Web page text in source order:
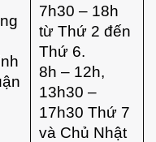
7h30 – 18h
từ Thứ 2 đến
Thứ 6.
8h – 12h,
13h30 –
17h30 Thứ 7
và Chủ Nhật